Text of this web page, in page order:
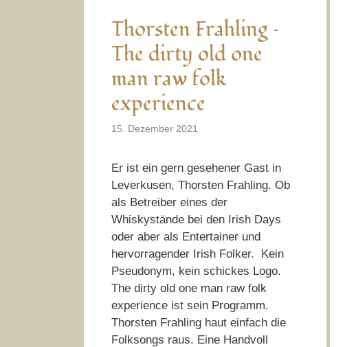
Thorsten Frahling –
The dirty old one
man raw folk
experience
15. Dezember 2021
Er ist ein gern gesehener Gast in
Leverkusen, Thorsten Frahling. Ob
als Betreiber eines der
Whiskystände bei den Irish Days
oder aber als Entertainer und
hervorragender Irish Folker. Kein
Pseudonym, kein schickes Logo.
The dirty old one man raw folk
experience ist sein Programm.
Thorsten Frahling haut einfach die
Folksongs raus. Eine Handvoll